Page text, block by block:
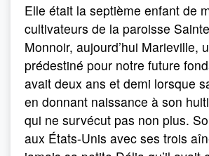
Elle était la septième enfant de
cultivateurs de la paroisse
Monnoir, aujourd’hui Marieville,
prédestiné pour notre future
avait deux ans et demi lorsque
en donnant naissance à son
qui ne survécut pas non plus.
aux États-Unis avec ses trois